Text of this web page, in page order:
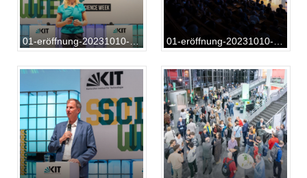
01-eröffnung-20231010-AB-01-116 01-eröffnung-20231010-AB-01-123